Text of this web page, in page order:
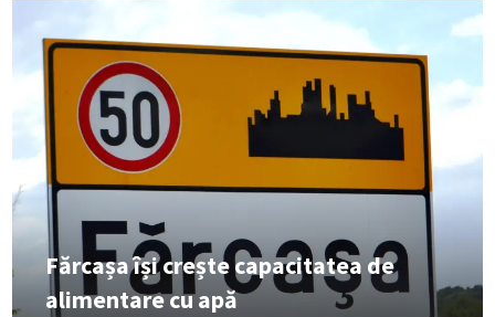
Fărcașa își crește capacitatea de
alimentare cu apă